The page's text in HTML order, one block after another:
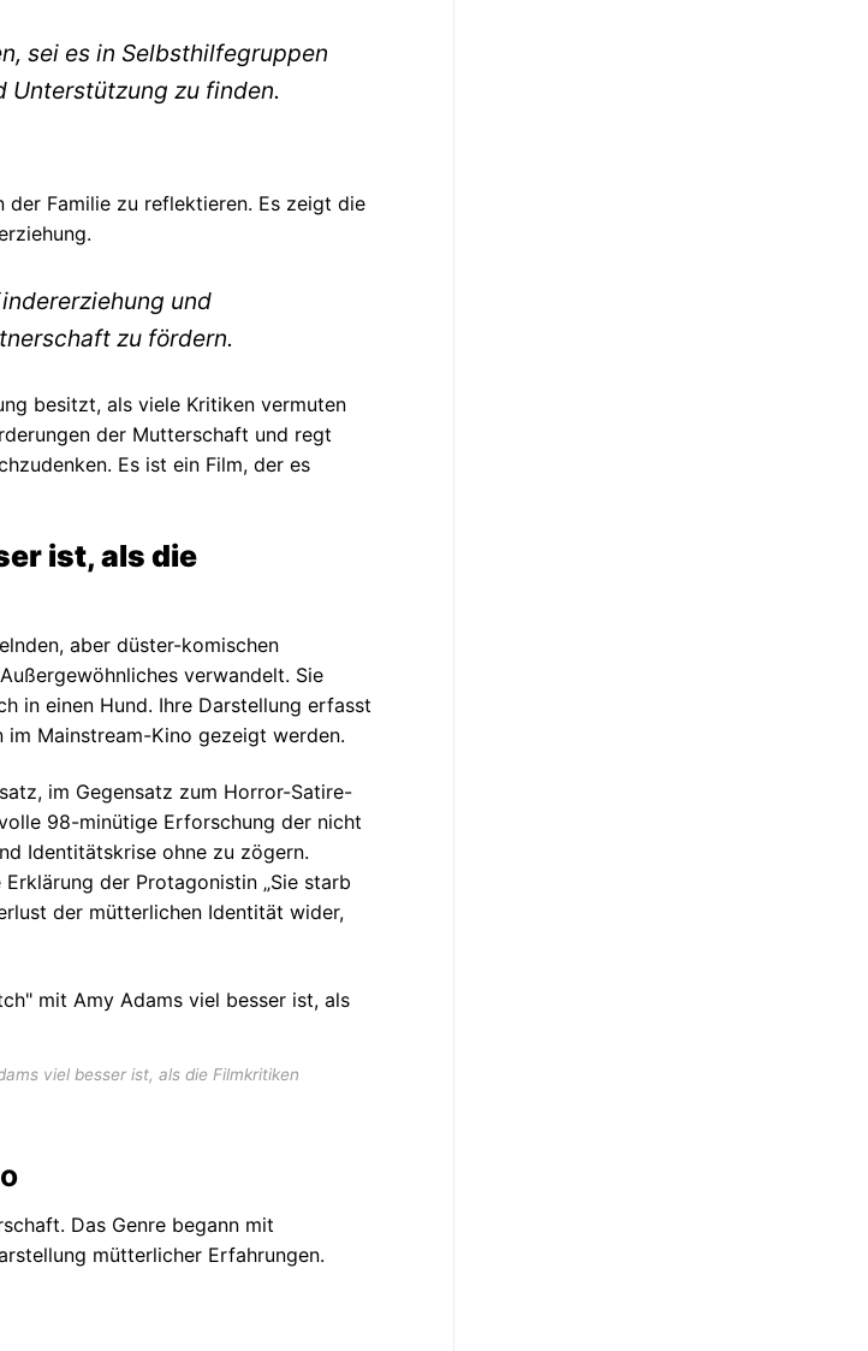
sei es in Selbsthilfegruppen
Unterstützung zu finden.
der Familie zu reflektieren. Es zeigt die
und
zu fördern.
besitzt, als viele Kritiken vermuten
der Mutterschaft und regt
Es ist ein Film, der es
ist, als die
aber düster-komischen
verwandelt. Sie
in einen Hund. Ihre Darstellung erfasst
Mainstream-Kino gezeigt werden.
im Gegensatz zum Horror-Satire-
98-minütige Erforschung der nicht
Identitätskrise ohne zu zögern.
der Protagonistin „Sie starb
der mütterlichen Identität wider,
viel besser ist, als die Filmkritiken
Das Genre begann mit
mütterlicher Erfahrungen.